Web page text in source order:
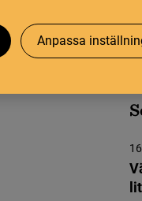
Anpassa